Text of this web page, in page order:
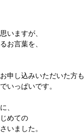
いますが、
お言葉を、
申し込みいただいた方も
いっぱいです。
、
めての
いました。